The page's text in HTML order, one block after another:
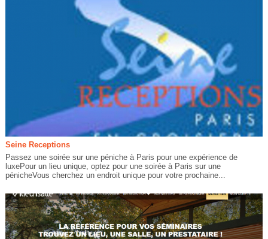
Seine Receptions
Passez une soirée sur une péniche à Paris pour une expérience de
luxePour un lieu unique, optez pour une soirée à Paris sur une
pénicheVous cherchez un endroit unique pour votre prochaine...